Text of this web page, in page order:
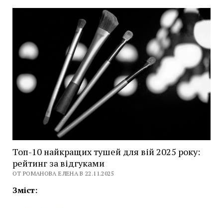
Топ-10 найкращих тушей для вій 2025 року:
рейтинг за відгуками
ОТ РОМАНОВА ЕЛЕНА В 22.11.2025
Зміст: